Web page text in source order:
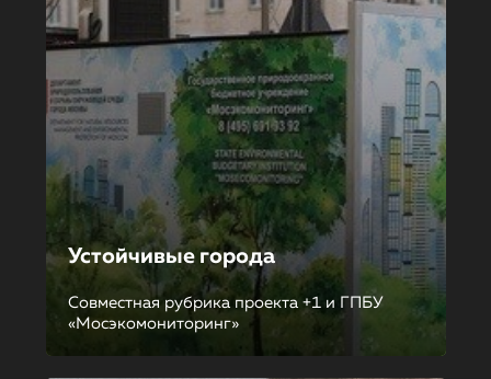
Устойчивые города
Совместная рубрика проекта +1 и ГПБУ
«Мосэкомониторинг»